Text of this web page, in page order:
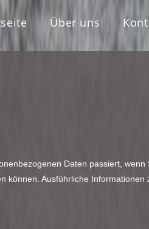
Über uns
Daten passiert, wenn
Ausführliche